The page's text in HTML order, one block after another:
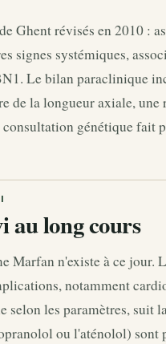
Ghent révisés en 2010 :
signes systémiques,
Le bilan paraclinique
de la longueur axiale,
génétique fait
au long cours
n'existe à ce jour.
notamment
selon les paramètres, suit
ou l'aténolol)